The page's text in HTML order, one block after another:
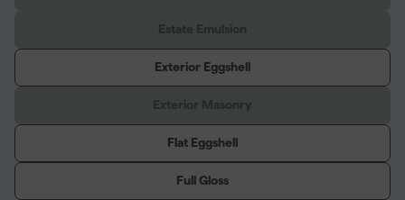
Exterior Eggshell
Flat Eggshell
Full Gloss